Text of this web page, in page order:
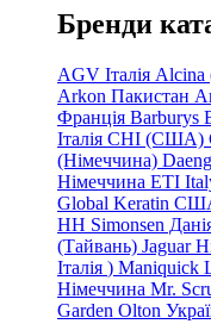
Бренди
AGV Італія Alcina
Arkon Пакистан
Франція Barburys
Італія CHI (США)
(Німеччина) Daeng
Німеччина ETI
Global Keratin
HH Simonsen
(Тайвань) Jaguar
Італія ) Maniquick
Німеччина Mr.
Garden Olton